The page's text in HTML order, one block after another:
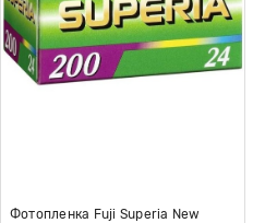
Фотопленка Fuji Superia New